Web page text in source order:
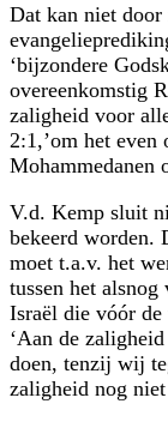
Dat kan niet door
‘bijzondere
overeenkomstig
zaligheid voor
2:1,’om het
Mohammedanen
V.d. Kemp sluit
bekeerd worden.
moet t.a.v. het
tussen het
Israël die vóór de
‘Aan de
doen, tenzij wij
zaligheid nog